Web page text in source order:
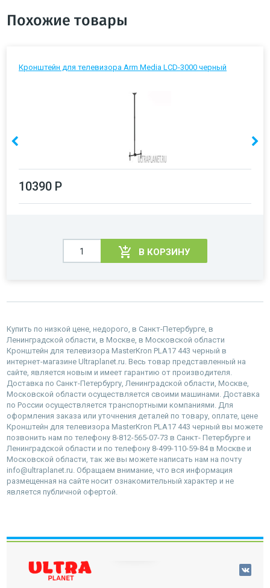
Похожие товары
Кронштейн для телевизора Arm Media LCD-3000 черный
10390 Р
В КОРЗИНУ
Купить по низкой цене, недорого, в Санкт-Петербурге, в
Ленинградской области, в Москве, в Московской области
Кронштейн для телевизора MasterKron PLA17 443 черный в
интернет-магазине Ultraplanet.ru. Весь товар представленный на
сайте, является новым и имеет гарантию от производителя.
Доставка по Санкт-Петербургу, Ленинградской области, Москве,
Московской области осуществляется своими машинами. Доставка
по России осуществляется транспортными компаниями. Для
оформления заказа или уточнения деталей по товару, оплате, цене
Кронштейн для телевизора MasterKron PLA17 443 черный вы можете
позвонить нам по телефону 8-812-565-07-73 в Санкт- Петербурге и
Ленинградской области и по телефону 8-499-110-59-84 в Москве и
Московской области, так же вы можете написать нам на почту
info@ultraplanet.ru. Обращаем внимание, что вся информация
размещенная на сайте носит ознакомительный характер и не
является публичной офертой.
наверх